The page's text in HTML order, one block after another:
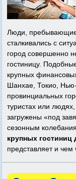
Люди, пребывающие
сталкивались с
город совершенно
гостиницу.
крупных
Шанхае, Токио,
провинциальных
туристах или
загружены «под
сезонным
крупных гостиниц
представляет и